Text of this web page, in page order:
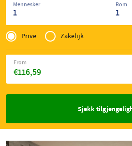
Mennesker
1
Rom
1
Privé
of
Zakelijk
Prive Zakelijk
€116,59
From
Sjekk